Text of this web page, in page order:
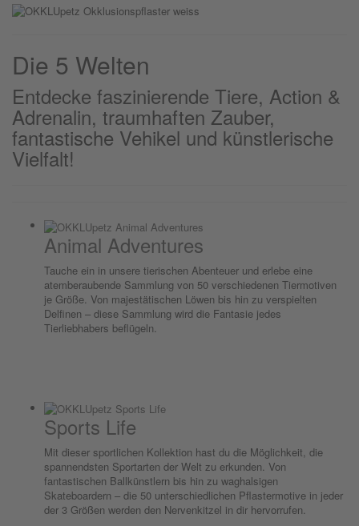
Die 5 Welten
Entdecke faszinierende Tiere, Action &
Adrenalin, traumhaften Zauber,
fantastische Vehikel und künstlerische
Vielfalt!
Animal Adventures
Tauche ein in unsere tierischen Abenteuer und erlebe eine
atemberaubende Sammlung von 50 verschiedenen Tiermotiven
je Größe. Von majestätischen Löwen bis hin zu verspielten
Delfinen – diese Sammlung wird die Fantasie jedes
Tierliebhabers beflügeln.
Sports Life
Mit dieser sportlichen Kollektion hast du die Möglichkeit, die
spannendsten Sportarten der Welt zu erkunden. Von
fantastischen Ballkünstlern bis hin zu waghalsigen
Skateboardern – die 50 unterschiedlichen Pflastermotive in jeder
der 3 Größen werden den Nervenkitzel in dir hervorrufen.